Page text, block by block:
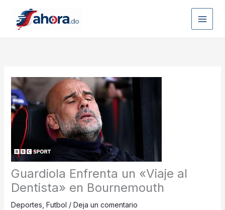
contenido
Guardiola Enfrenta un «Viaje al
Dentista» en Bournemouth
Deportes Futbol / Deja un comentario